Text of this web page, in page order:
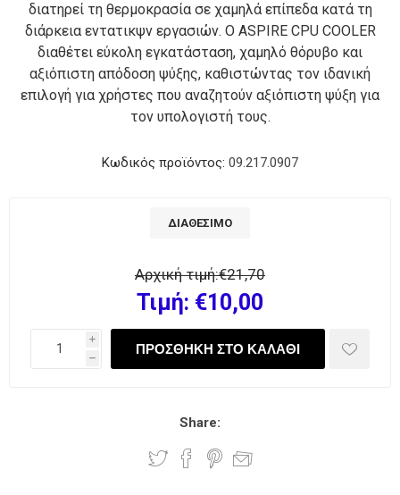
διατηρεί τη θερμοκρασία σε χαμηλά επίπεδα κατά τη
διάρκεια εντατικψν εργασιών. Ο ASPIRE CPU COOLER
διαθέτει εύκολη εγκατάσταση, χαμηλό θόρυβο και
αξιόπιστη απόδοση ψύξης, καθιστώντας τον ιδανική
επιλογή για χρήστες που αναζητούν αξιόπιστη ψύξη για
τον υπολογιστή τους.
Κωδικός προϊόντος: 09.217.0907
ΔΙΑΘΈΣΙΜΟ
Αρχική τιμή:€21,70
Τιμή: €10,00
i
h
Share: